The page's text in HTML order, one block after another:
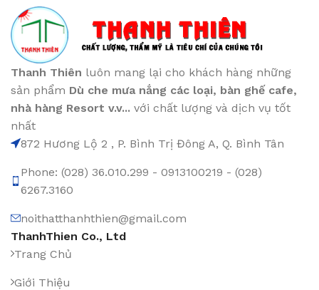
Thanh Thiên luôn mang lại cho khách hàng những
sản phẩm Dù che mưa nắng các loại, bàn ghế cafe,
nhà hàng Resort v.v... với chất lượng và dịch vụ tốt
nhất
872 Hương Lộ 2 , P. Bình Trị Đông A, Q. Bình Tân
Phone: (028) 36.010.299 - 0913100219 - (028)
6267.3160
noithatthanhthien@gmail.com
ThanhThien Co., Ltd
Trang Chủ
Giới Thiệu